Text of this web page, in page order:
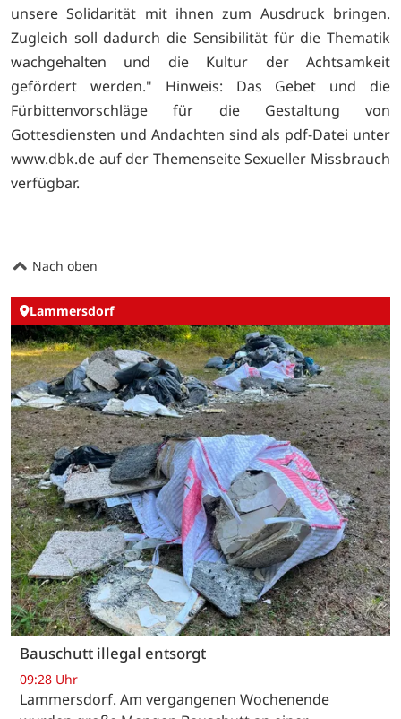
unsere Solidarität mit ihnen zum Ausdruck bringen.
Zugleich soll dadurch die Sensibilität für die Thematik
wachgehalten und die Kultur der Achtsamkeit
gefördert werden." Hinweis: Das Gebet und die
Fürbittenvorschläge für die Gestaltung von
Gottesdiensten und Andachten sind als pdf-Datei unter
www.dbk.de auf der Themenseite Sexueller Missbrauch
verfügbar.
Nach oben
Lammersdorf
Bauschutt illegal entsorgt
09:28 Uhr
Lammersdorf. Am vergangenen Wochenende